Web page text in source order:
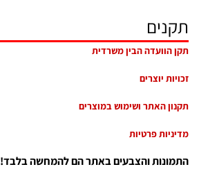
תקנים
תקן הוועדה הבין משרדית
זכויות יוצרים
תקנון האתר ושימוש במוצרים
מדיניות פרטיות
התמונות והצבעים באתר הם להמחשה בלבד!